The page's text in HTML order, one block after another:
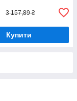
3 157,89 ₴
Купити